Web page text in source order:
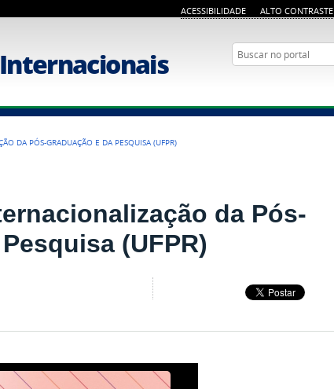
ACESSIBILIDADE ALTO CONTRASTE
Busca
DA PÓS-GRADUAÇÃO E DA PESQUISA (UFPR)
da Pós-
(UFPR)